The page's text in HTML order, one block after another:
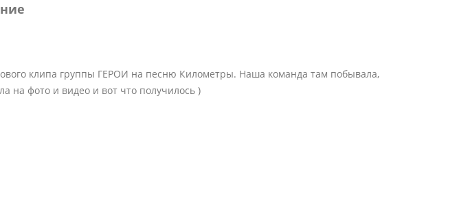
клипа группы ГЕРОИ на песню Километры. Наша команда там побывала,
на фото и видео и вот что получилось )